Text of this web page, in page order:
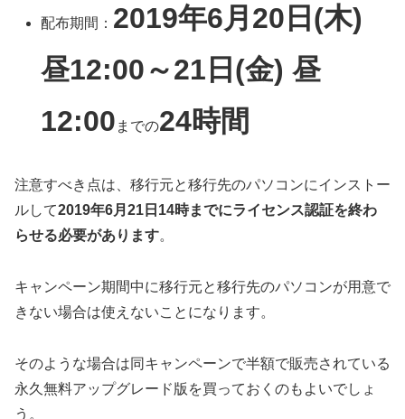
配布期間： 2019年6月20日(木)
昼12:00～21日(金) 昼
12:00 までの24時間
注意すべき点は、移行元と移行先のパソコンにインストー
ルして2019年6月21日14時までにライセンス認証を終わ
らせる必要があります。
キャンペーン期間中に移行元と移行先のパソコンが用意で
きない場合は使えないことになります。
そのような場合は同キャンペーンで半額で販売されている
永久無料アップグレード版を買っておくのもよいでしょ
う。